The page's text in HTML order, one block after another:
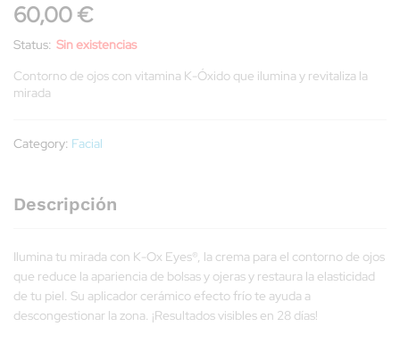
60,00€
Status: Sin existencias
Contorno de ojos con vitamina K-Óxido que ilumina y revitaliza la
mirada
Category: Facial
Descripción
Ilumina tu mirada con K-Ox Eyes®, la crema para el contorno de ojos
que reduce la apariencia de bolsas y ojeras y restaura la elasticidad
de tu piel. Su aplicador cerámico efecto frío te ayuda a
descongestionar la zona. ¡Resultados visibles en 28 días!